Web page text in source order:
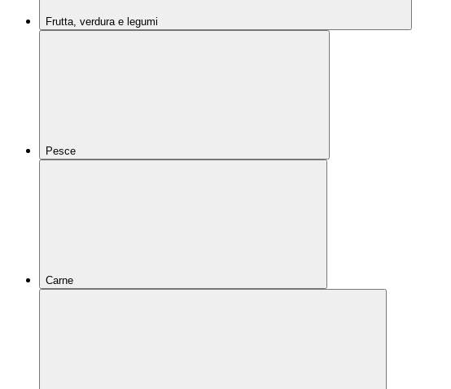
Frutta, verdura e legumi
Pesce
Carne